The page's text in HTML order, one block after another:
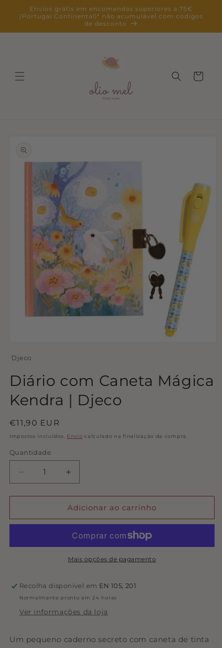
para o
conteúdo
Envios grátis em encomendas superiores a 75€
(Portugal Continental)* não acumulável com códigos
de desconto
Carrinho
informação
multimédia
em
modal
Djeco
Diário com Caneta Mágica
Kendra | Djeco
Preço
normal
€11,90 EUR
Impostos incluídos. Envio calculado na finalização da compra.
Quantidade
Quantidade
Diminuir
a
quantidade
Diário
Mágica
Aumentar
a
quantidade
de
Diário
Caneta
Mágica
Kendra
Adicionar ao carrinho
Mais opções de pagamento
Recolha disponível em EN 105, 201
Normalmente pronto em 24 horas
Ver informações da loja
Um pequeno caderno secreto com caneta de tinta